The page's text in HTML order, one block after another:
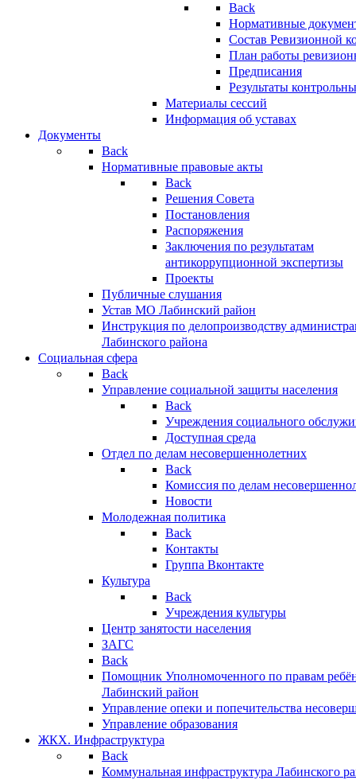
Back
Нормативные
Состав Ревизионной
План работы
Предписания
Результаты
Материалы сессий
Информация об уставах
Документы
Back
Нормативные правовые акты
Back
Решения Совета
Постановления
Распоряжения
Заключения по результатам
антикоррупционной экспертизы
Проекты
Публичные слушания
Устав МО Лабинский район
Инструкция по делопроизводству
Лабинского района
Социальная сфера
Back
Управление социальной защиты населения
Back
Учреждения социального
Доступная среда
Отдел по делам несовершеннолетних
Back
Комиссия по делам
Новости
Молодежная политика
Back
Контакты
Группа Вконтакте
Культура
Back
Учреждения культуры
Центр занятости населения
ЗАГС
Back
Помощник Уполномоченного по правам
Лабинский район
Управление опеки и попечительства
Управление образования
ЖКХ. Инфраструктура
Back
Коммунальная инфраструктура Лабинского